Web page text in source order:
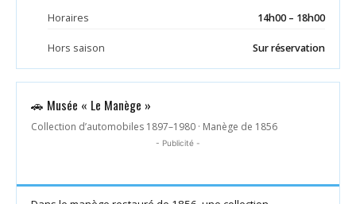
Horaires 14h00 – 18h00
Hors saison Sur réservation
🚗 Musée « Le Manège »
Collection d’automobiles 1897–1980 · Manège de 1856
- Publicité -